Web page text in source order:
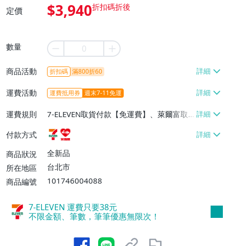
定價 $3,940
數量
商品活動 折扣碼 滿800折60
運費活動 運費抵用券 週末7-11免運
運費規則
7-ELEVEN取貨付款【免運費】、萊爾富取
貨付款【免運費】
付款方式
商品狀況
全新品
所在地區
台北市
商品編號
101746004088
7-ELEVEN 運費只要38元
不限金額、筆數，筆筆優惠無限次！